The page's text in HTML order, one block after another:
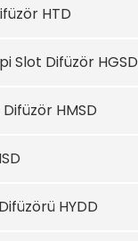
HTD
Slot Difüzör HGSD
HMSD
HYDD